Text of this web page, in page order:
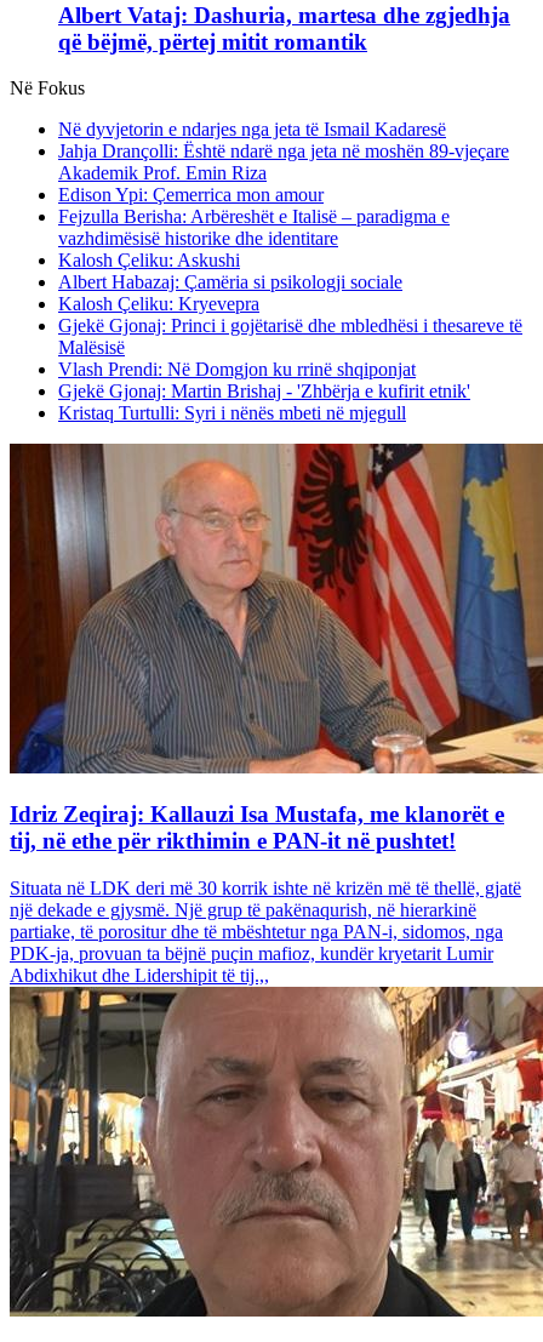
Albert Vataj: Dashuria, martesa dhe zgjedhja
që bëjmë, përtej mitit romantik
Në Fokus
Në dyvjetorin e ndarjes nga jeta të Ismail Kadaresë
Jahja Drançolli: Është ndarë nga jeta në moshën 89-vjeçare
Akademik Prof. Emin Riza
Edison Ypi: Çemerrica mon amour
Fejzulla Berisha: Arbëreshët e Italisë – paradigma e
vazhdimësisë historike dhe identitare
Kalosh Çeliku: Askushi
Albert Habazaj: Çamëria si psikologji sociale
Kalosh Çeliku: Kryevepra
Gjekë Gjonaj: Princi i gojëtarisë dhe mbledhësi i thesareve të
Malësisë
Vlash Prendi: Në Domgjon ku rrinë shqiponjat
Gjekë Gjonaj: Martin Brishaj - 'Zhbërja e kufirit etnik'
Kristaq Turtulli: Syri i nënës mbeti në mjegull
Idriz Zeqiraj: Kallauzi Isa Mustafa, me klanorët e
tij, në ethe për rikthimin e PAN-it në pushtet!
Situata në LDK deri më 30 korrik ishte në krizën më të thellë, gjatë
një dekade e gjysmë. Një grup të pakënaqurish, në hierarkinë
partiake, të porositur dhe të mbështetur nga PAN-i, sidomos, nga
PDK-ja, provuan ta bëjnë puçin mafioz, kundër kryetarit Lumir
Abdixhikut dhe Lidershipit të tij.,,